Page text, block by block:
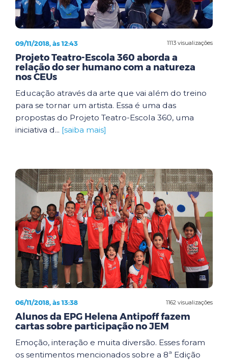
1113 visualizações
09/11/2018, às 12:43
Projeto Teatro-Escola 360 aborda a
relação do ser humano com a natureza
nos CEUs
Educação através da arte que vai além do treino
para se tornar um artista. Essa é uma das
propostas do Projeto Teatro-Escola 360, uma
iniciativa d... [saiba mais]
1162 visualizações
06/11/2018, às 13:38
Alunos da EPG Helena Antipoff fazem
cartas sobre participação no JEM
Emoção, interação e muita diversão. Esses foram
os sentimentos mencionados sobre a 8ª Edição